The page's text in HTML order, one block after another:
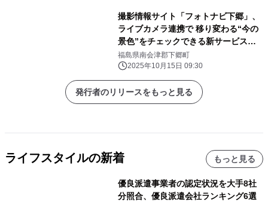
撮影情報サイト「フォトナビ下郷」、
ライブカメラ連携で 移り変わる“今の
景色”をチェックできる新サービスを
開始
福島県南会津郡下郷町
2025年10月15日 09:30
発行者のリリースをもっと見る
ライフスタイルの新着 もっと見る
優良派遣事業者の認定状況を大手8社
分照合、優良派遣会社ランキング6選